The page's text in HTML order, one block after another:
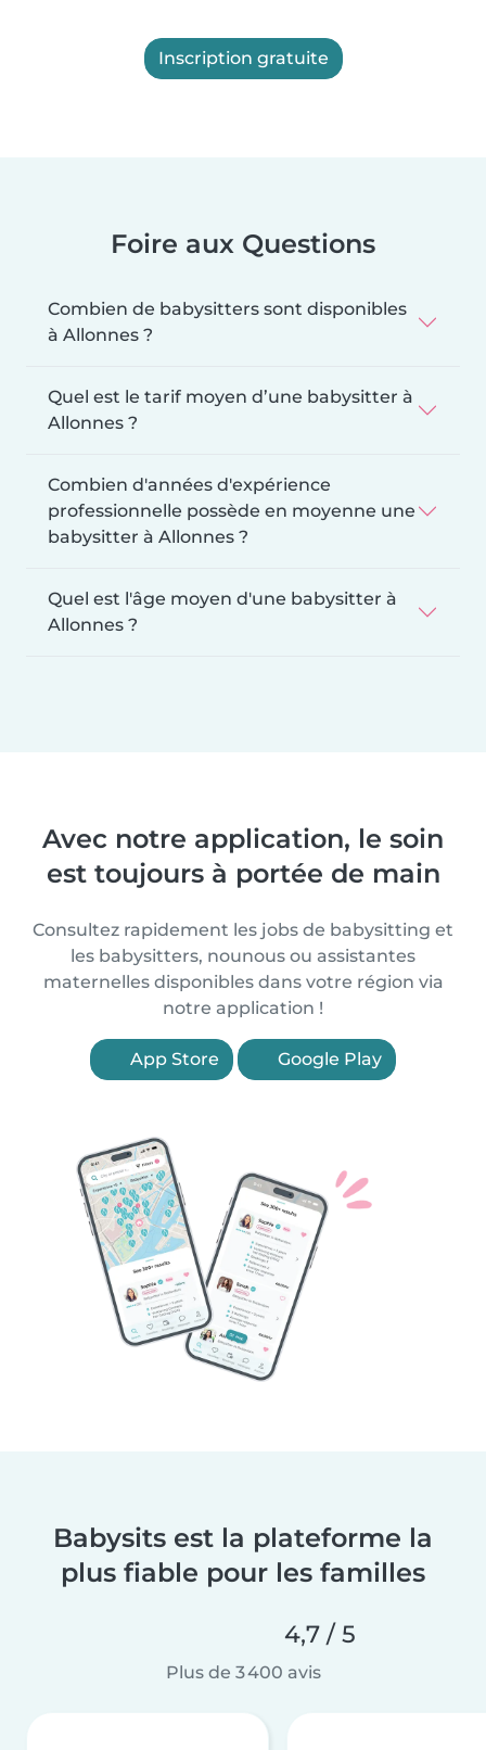
Inscription gratuite
Foire aux Questions
Combien de babysitters sont disponibles
à Allonnes ?
Quel est le tarif moyen d’une babysitter à
Allonnes ?
Combien d'années d'expérience
professionnelle possède en moyenne une
babysitter à Allonnes ?
Quel est l'âge moyen d'une babysitter à
Allonnes ?
Avec notre application, le soin
est toujours à portée de main
Consultez rapidement les jobs de babysitting et
les babysitters, nounous ou assistantes
maternelles disponibles dans votre région via
notre application !
App Store Google Play
Babysits est la plateforme la
plus fiable pour les familles
4,7 / 5
Plus de 3 400 avis